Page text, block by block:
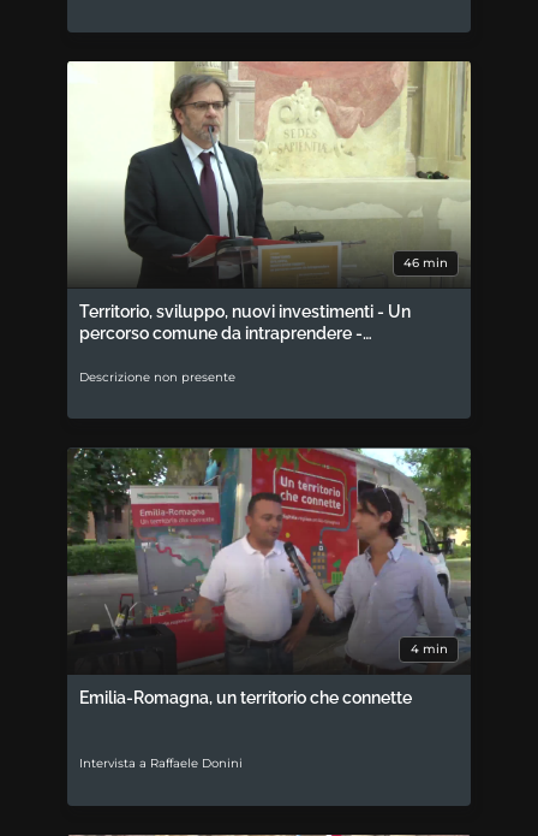
46 min
Territorio, sviluppo, nuovi investimenti - Un
percorso comune da intraprendere -…
Descrizione non presente
4 min
Emilia-Romagna, un territorio che connette
Intervista a Raffaele Donini